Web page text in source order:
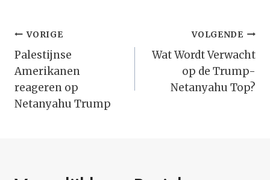
Bericht
Navigatie
VORIGE
Palestijnse
Amerikanen
reageren op
Netanyahu Trump
VOLGENDE
Wat Wordt Verwacht
op de Trump-
Netanyahu Top?